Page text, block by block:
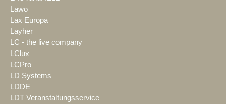
Lawo
Lax Europa
Layher
LC - the live company
LClux
LCPro
LD Systems
LDDE
LDT Veranstaltungsservice